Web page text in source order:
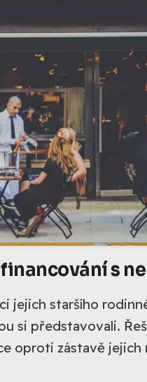
s
jejich staršího
si představovali.
oproti zástavě